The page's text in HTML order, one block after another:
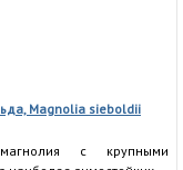
Magnolia sieboldii
с крупными